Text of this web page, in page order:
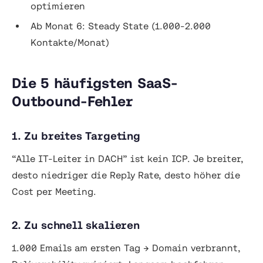
optimieren
Ab Monat 6: Steady State (1.000-2.000
Kontakte/Monat)
Die 5 häufigsten SaaS-
Outbound-Fehler
1. Zu breites Targeting
“Alle IT-Leiter in DACH” ist kein ICP. Je breiter,
desto niedriger die Reply Rate, desto höher die
Cost per Meeting.
2. Zu schnell skalieren
1.000 Emails am ersten Tag → Domain verbrannt,